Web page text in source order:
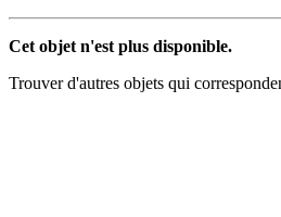
Cet objet n'est plus disponible.
Trouver d'autres objets qui